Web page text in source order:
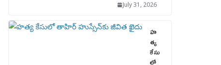
July 31, 2026
హ
త్య
కేసు
లో